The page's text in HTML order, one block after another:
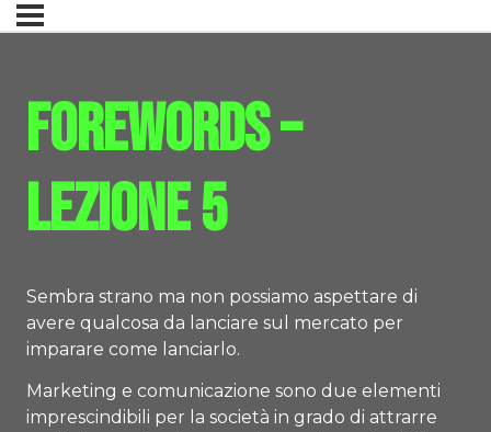
Forewords –
lezione 5
Sembra strano ma non possiamo aspettare di
avere qualcosa da lanciare sul mercato per
imparare come lanciarlo.
Marketing e comunicazione sono due elementi
imprescindibili per la società in grado di attrarre